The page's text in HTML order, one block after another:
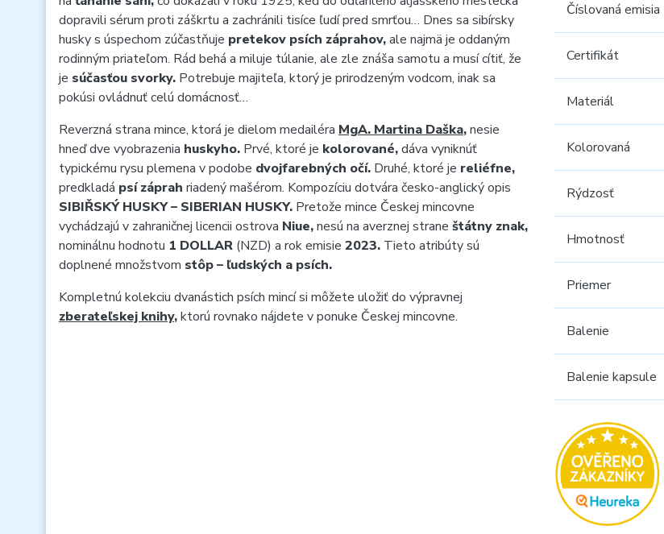
dopravili sérum proti záškrtu a zachránili tisíce ľudí pred smrťou… Dnes sa sibírsky
husky s úspechom zúčastňuje pretekov psích záprahov,ale najmä je oddaným
rodinným priateľom. Rád behá a miluje túlanie, ale zle znáša samotu a musí cítiť, že
je súčasťou svorky. Potrebuje majiteľa, ktorý je prirodzeným vodcom, inak sa
pokúsi ovládnuť celú domácnosť…
Reverzná strana mince, ktorá je dielom medailéra MgA. Martina Daška,nesie
hneď dve vyobrazenia huskyho. Prvé, ktoré je kolorované,dáva vyniknúť
typickému rysu plemena v podobe dvojfarebných očí. Druhé, ktoré je reliéfne,
predkladá psí záprah riadený mašérom. Kompozíciu dotvára česko-anglický opis
SIBIŘSKÝ HUSKY – SIBERIAN HUSKY. Pretože mince Českej mincovne
vychádzajú v zahraničnej licencii ostrova Niue,nesú na averznej strane štátny znak,
nominálnu hodnotu 1 DOLLAR (NZD) a rok emisie 2023. Tieto atribúty sú
doplnené množstvom stôp – ľudských a psích.
Kompletnú kolekciu dvanástich psích mincí si môžete uložiť do výpravnej
zberateľskej knihy,ktorú rovnako nájdete v ponuke Českej mincovne.
Číslovaná emisia
Certifikát
Materiál
Kolorovaná
Rýdzosť
Hmotnosť
Priemer
Balenie
Balenie kapsule